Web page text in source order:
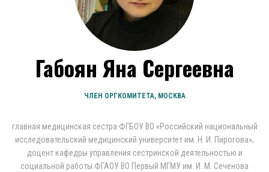
Габоян Яна Сергеевна
ЧЛЕН ОРГКОМИТЕТА, МОСКВА
главная медицинская сестра ФГБОУ ВО «Российский национальный
исследовательский медицинский университет им. Н. И. Пирогова»,
доцент кафедры управления сестринской деятельностью и
социальной работы ФГАОУ ВО Первый МГМУ им. И. М. Сеченова